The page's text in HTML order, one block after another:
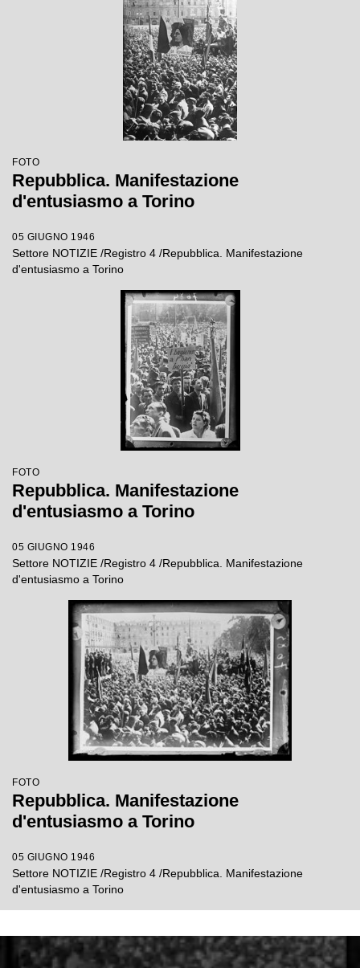
FOTO
Repubblica. Manifestazione
d'entusiasmo a Torino
05 GIUGNO 1946
Settore NOTIZIE /Registro 4 /Repubblica. Manifestazione
d'entusiasmo a Torino
FOTO
Repubblica. Manifestazione
d'entusiasmo a Torino
05 GIUGNO 1946
Settore NOTIZIE /Registro 4 /Repubblica. Manifestazione
d'entusiasmo a Torino
FOTO
Repubblica. Manifestazione
d'entusiasmo a Torino
05 GIUGNO 1946
Settore NOTIZIE /Registro 4 /Repubblica. Manifestazione
d'entusiasmo a Torino